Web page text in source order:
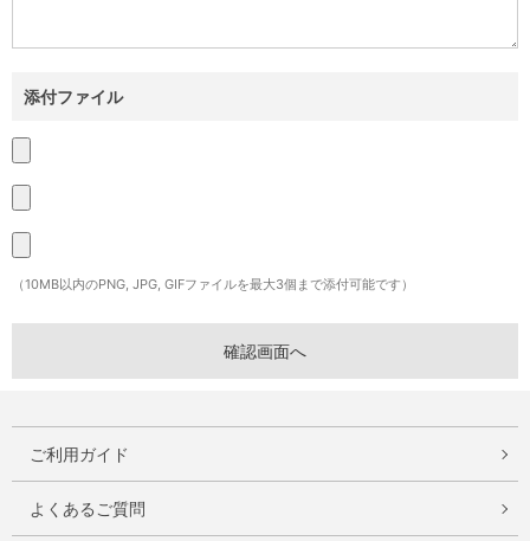
添付ファイル
（10MB以内のPNG, JPG, GIFファイルを最大3個まで添付可能です）
ご利用ガイド
よくあるご質問